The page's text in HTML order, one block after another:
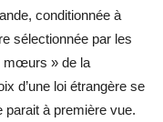
conditionnée à
sélectionnée par les
mœurs » de la
d’une loi étrangère se
parait à première vue.